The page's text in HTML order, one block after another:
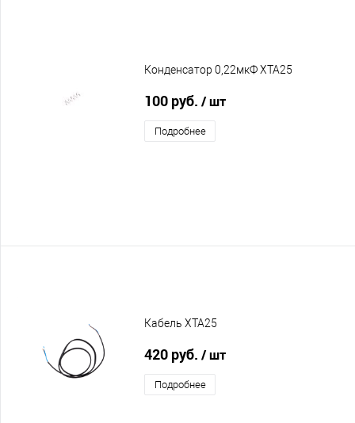
Конденсатор 0,22мкФ XTA25
100 руб. / шт
Подробнее
Кабель XTA25
420 руб. / шт
Подробнее